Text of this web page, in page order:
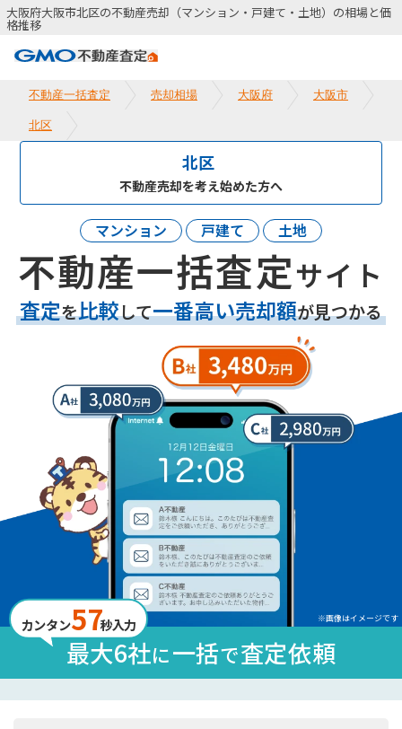
大阪府大阪市北区の不動産売却（マンション・戸建て・土地）の相場と価
格推移
不動産一括査定 売却相場 大阪府 大阪市
北区
北区
不動産売却を考え始めた方へ
マンション 戸建て 土地
不動産一括査定サイト
査定を比較して一番高い売却額が見つかる
※画像はイメージです
カンタン57秒入力
最大6社に一括で査定依頼